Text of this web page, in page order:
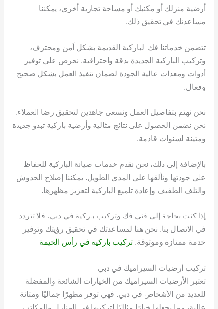
أرضية منزلك أو مكتبك أو مساحة تجارية أخرى، يمكننا
مساعدتك في تحقيق ذلك.
تتضمن خدماتنا فك الباركية القديمة بشكل آمن ومحترف،
وتركيب الباركية الجديدة بدقة واحترافية. نحرص على توفير
أدوات ومعدات عالية الجودة لضمان تنفيذ العمل بشكل صحيح
وفعال.
نحن نهتم بتفاصيل العمل ونسعى جاهدين لتحقيق رضا العملاء.
نحن نضمن الحصول على نتائج مثالية وأرضية باركية تبدو جديدة
ومتينة لسنوات قادمة.
بالإضافة إلى ذلك، نحن نقدم خدمات صيانة الباركية للحفاظ
على جودتها وتألقها على المدى الطويل. يمكننا إصلاح الخدوش
والتلف الطفيف وإعادة تلميع الباركية لتعزيز مظهرها.
إذا كنت بحاجة إلى فني فك وتركيب باركية في دبي، فلا تتردد
في الاتصال بنا. نحن هنا لمساعدتك في تحقيق رؤيتك وتوفير
خدمة ممتازة وموثوقة. تركيب باركيه في رأس الخيمة
تركيب أرضيات السيراميك في دبي
تعتبر الأرضيات السيراميك من الخيارات الشائعة والمفضلة
للعديد من الأشخاص في دبي. فهي توفر مظهرًا جماليًا ومتانة
عالية، مما يجعلها خيارًا مثاليًا لتركيبها في المنازل والمكاتب